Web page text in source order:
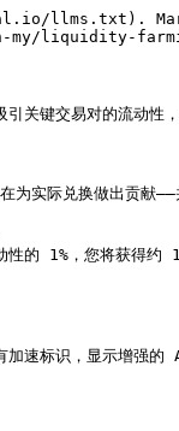
llms.txt).
my/liquidity-
关键交易对的流动性
实际兑换做出贡献——
的 1%，您将获得约
速标识，显示增强的